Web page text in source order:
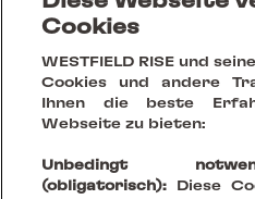
Erhalte die
Cases
Cookies
WESTFIELD RISE und
Cookies und andere
Ihnen die beste
Webseite zu bieten:
Unbedingt
(obligatorisch): Diese